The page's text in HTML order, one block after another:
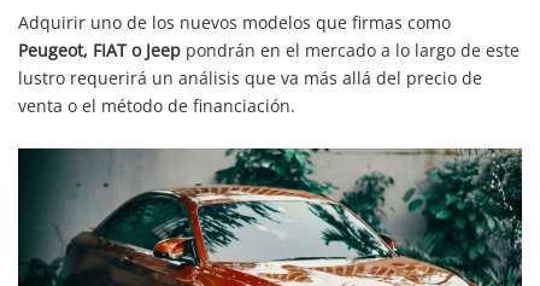
Adquirir uno de los nuevos modelos que firmas como
Peugeot, FIAT o Jeep pondrán en el mercado a lo largo de este
lustro requerirá un análisis que va más allá del precio de
venta o el método de financiación.